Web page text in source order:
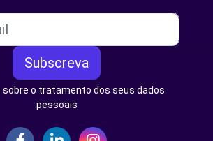
Subscreva
sobre o tratamento dos seus dados
pessoais